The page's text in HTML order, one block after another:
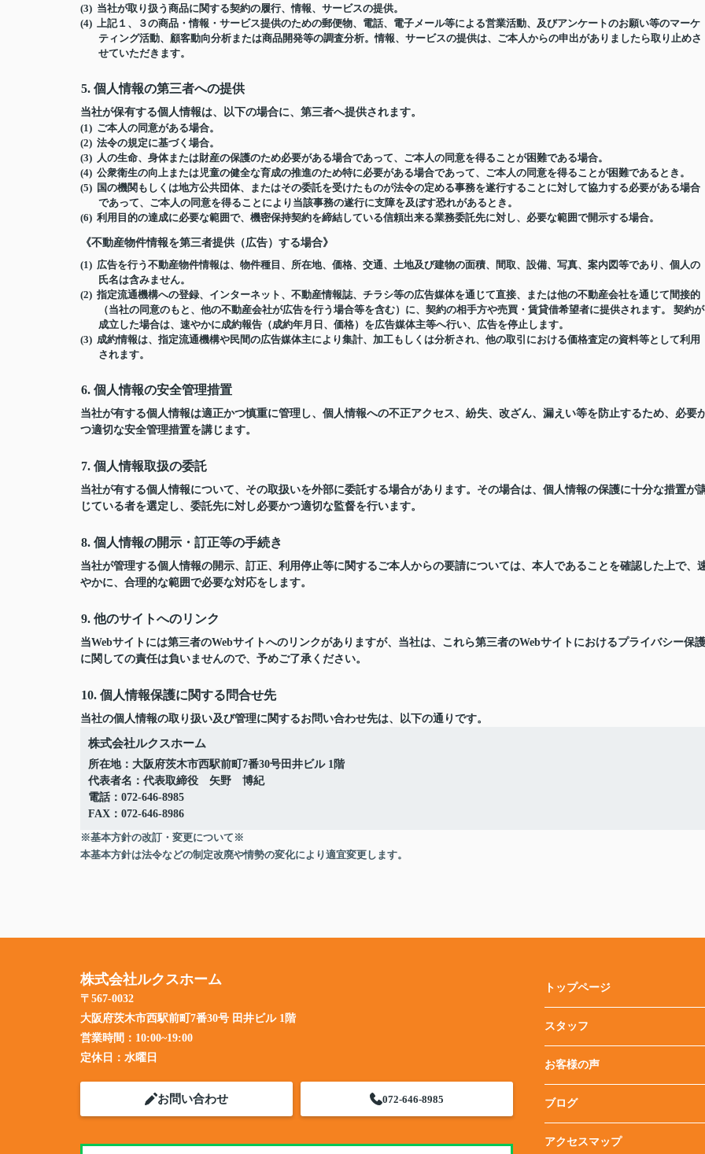
(3) 当社が取り扱う商品に関する契約の履行、情報、サービスの提供。
(4) 上記１、３の商品・情報・サービス提供のための郵便物、電話、電子メール等による営業活動、及びアンケートのお願い等のマーケ
ティング活動、顧客動向分析または商品開発等の調査分析。情報、サービスの提供は、ご本人からの申出がありましたら取り止めさ
せていただきます。
5. 個人情報の第三者への提供
当社が保有する個人情報は、以下の場合に、第三者へ提供されます。
(1) ご本人の同意がある場合。
(2) 法令の規定に基づく場合。
(3) 人の生命、身体または財産の保護のため必要がある場合であって、ご本人の同意を得ることが困難である場合。
(4) 公衆衛生の向上または児童の健全な育成の推進のため特に必要がある場合であって、ご本人の同意を得ることが困難であるとき。
(5) 国の機関もしくは地方公共団体、またはその委託を受けたものが法令の定める事務を遂行することに対して協力する必要がある場合
であって、ご本人の同意を得ることにより当該事務の遂行に支障を及ぼす恐れがあるとき。
(6) 利用目的の達成に必要な範囲で、機密保持契約を締結している信頼出来る業務委託先に対し、必要な範囲で開示する場合。
《不動産物件情報を第三者提供（広告）する場合》
(1) 広告を行う不動産物件情報は、物件種目、所在地、価格、交通、土地及び建物の面積、間取、設備、写真、案内図等であり、個人の
氏名は含みません。
(2) 指定流通機構への登録、インターネット、不動産情報誌、チラシ等の広告媒体を通じて直接、または他の不動産会社を通じて間接的
（当社の同意のもと、他の不動産会社が広告を行う場合等を含む）に、契約の相手方や売買・賃貸借希望者に提供されます。 契約が
成立した場合は、速やかに成約報告（成約年月日、価格）を広告媒体主等へ行い、広告を停止します。
(3) 成約情報は、指定流通機構や民間の広告媒体主により集計、加工もしくは分析され、他の取引における価格査定の資料等として利用
されます。
6. 個人情報の安全管理措置
当社が有する個人情報は適正かつ慎重に管理し、個人情報への不正アクセス、紛失、改ざん、漏えい等を防止するため、必要
つ適切な安全管理措置を講じます。
7. 個人情報取扱の委託
当社が有する個人情報について、その取扱いを外部に委託する場合があります。その場合は、個人情報の保護に十分な措置が
じている者を選定し、委託先に対し必要かつ適切な監督を行います。
8. 個人情報の開示・訂正等の手続き
当社が管理する個人情報の開示、訂正、利用停止等に関するご本人からの要請については、本人であることを確認した上で、
やかに、合理的な範囲で必要な対応をします。
9. 他のサイトへのリンク
当Webサイトには第三者のWebサイトへのリンクがありますが、当社は、これら第三者のWebサイトにおけるプライバシー保護
に関しての責任は負いませんので、予めご了承ください。
10. 個人情報保護に関する問合せ先
当社の個人情報の取り扱い及び管理に関するお問い合わせ先は、以下の通りです。
株式会社ルクスホーム
所在地：大阪府茨木市西駅前町7番30号田井ビル 1階
代表者名：代表取締役 矢野 博紀
電話：072-646-8985
FAX：072-646-8986
※基本方針の改訂・変更について※
本基本方針は法令などの制定改廃や情勢の変化により適宜変更します。
株式会社ルクスホーム
〒567-0032
大阪府茨木市西駅前町7番30号 田井ビル 1階
営業時間： 10:00~19:00
定休日： 水曜日
お問い合わせ 072-646-8985
トップページ
スタッフ
お客様の声
ブログ
アクセスマップ